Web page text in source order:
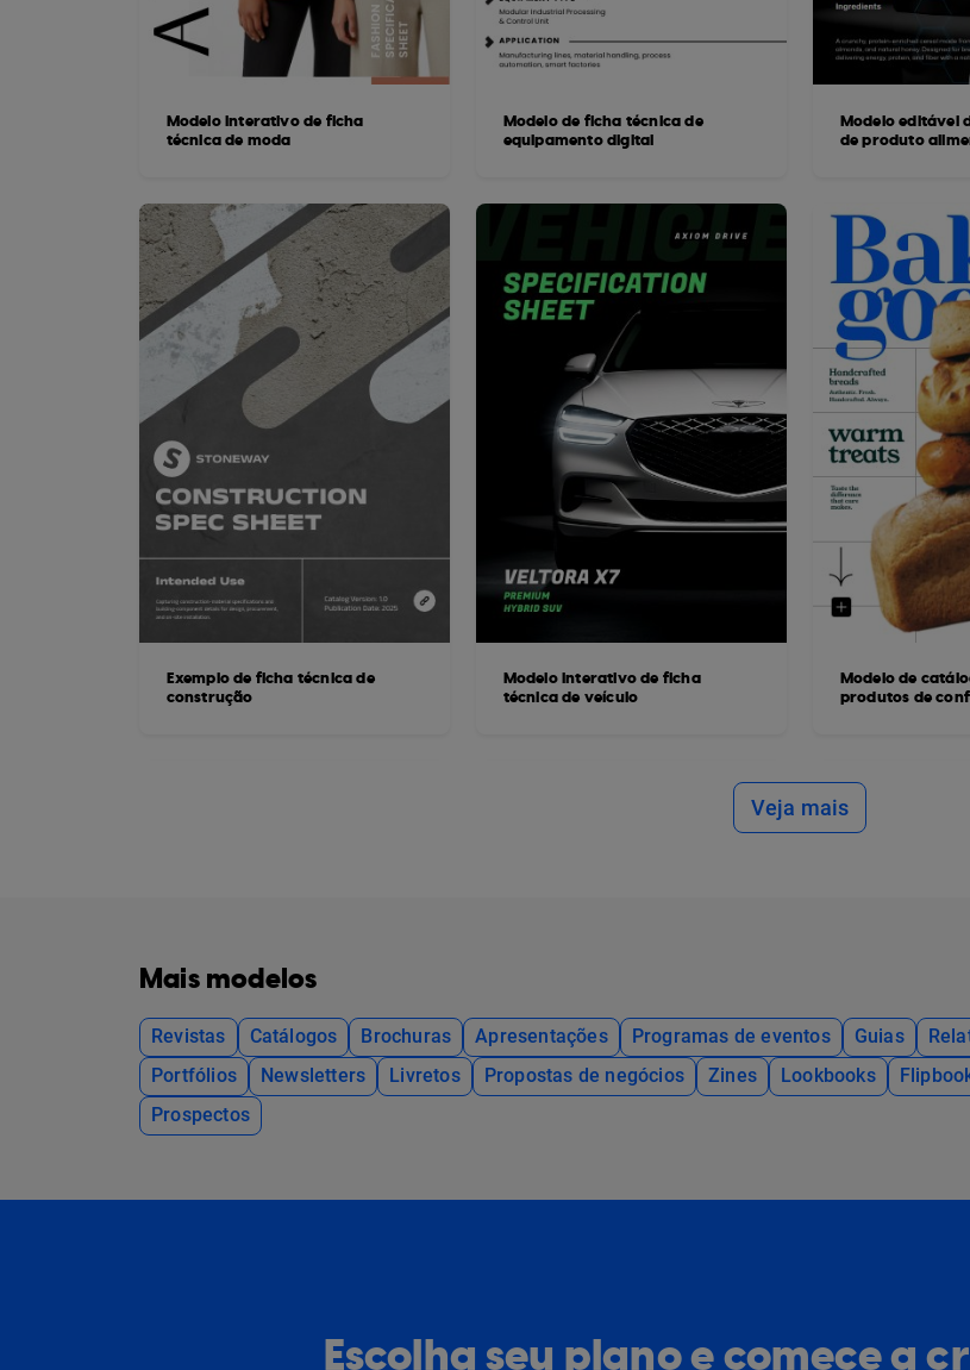
Modelo interativo de ficha
técnica de moda
Exemplo de ficha técnica de
construção
Modelo de ficha técnica de
equipamento digital
Modelo interativo de ficha
técnica de veículo
Modelo editável
de produto
Modelo de
produtos de
Veja mais
Mais modelos
Revistas Catálogos Brochuras Apresentações Programas de eventos Guias
Portfólios
Newsletters Livretos Propostas de negócios Zines Lookbooks
Prospectos
Escolha seu plano e comece a